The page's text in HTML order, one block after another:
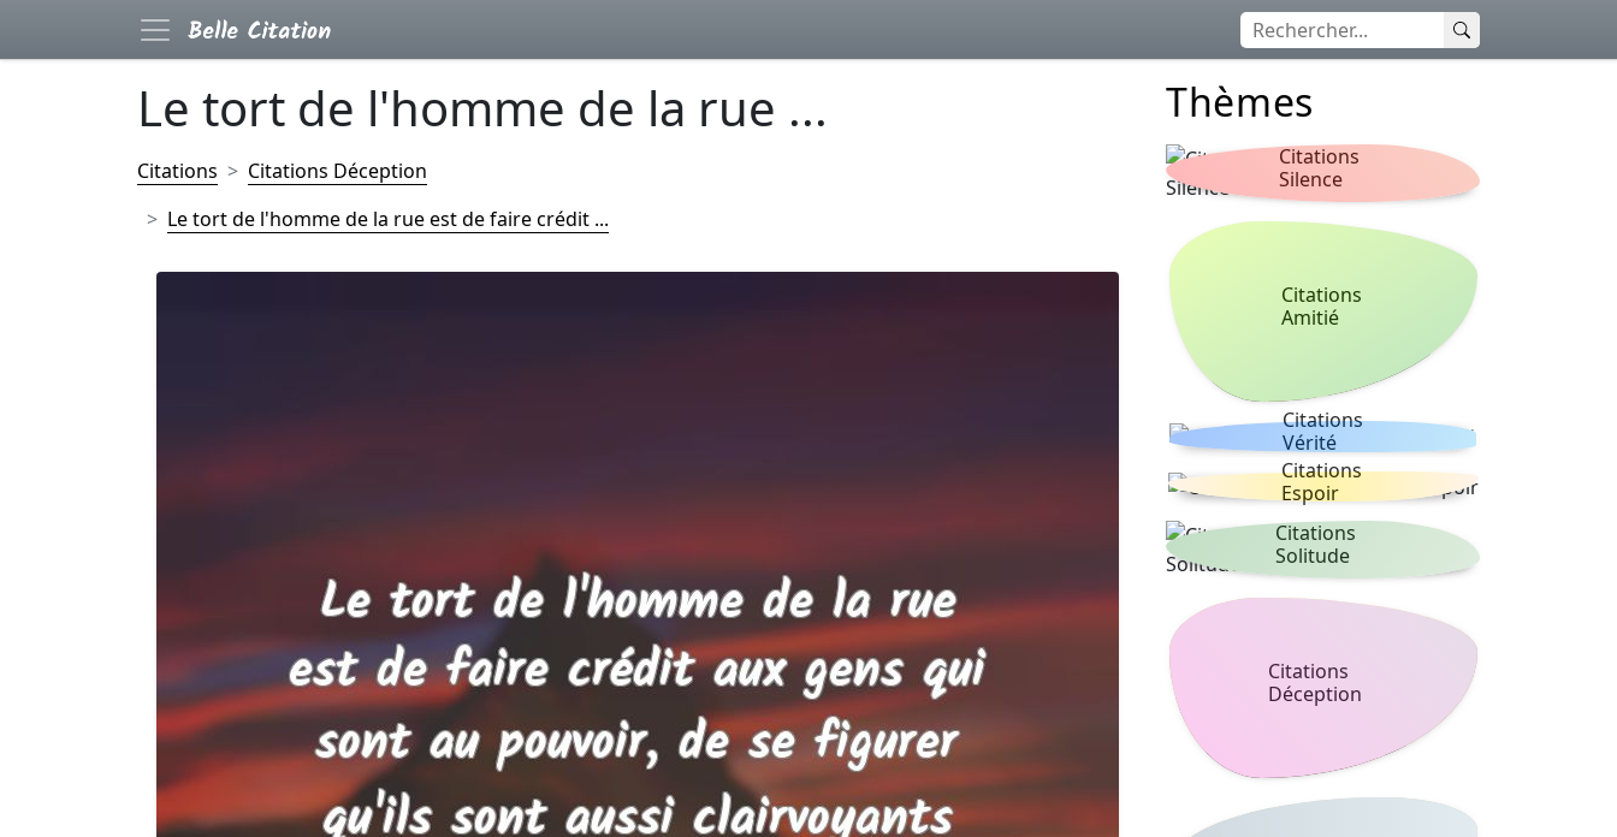
Le tort de l'homme de la rue ...
Citations
Citations Déception
Le tort de l'homme de la rue est de faire crédit ...
Thèmes
Citations
Silence
Citations
Amitié
Citations
Vérité
Citations
Espoir
Citations
Solitude
Citations
Déception